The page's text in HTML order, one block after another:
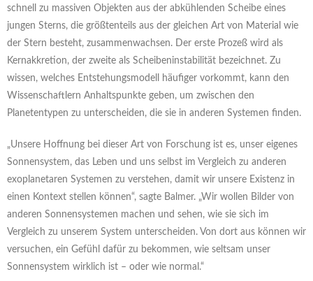
schnell zu massiven Objekten aus der abkühlenden Scheibe eines
jungen Sterns, die größtenteils aus der gleichen Art von Material wie
der Stern besteht, zusammenwachsen. Der erste Prozeß wird als
Kernakkretion, der zweite als Scheibeninstabilität bezeichnet. Zu
wissen, welches Entstehungsmodell häufiger vorkommt, kann den
Wissenschaftlern Anhaltspunkte geben, um zwischen den
Planetentypen zu unterscheiden, die sie in anderen Systemen finden.
„Unsere Hoffnung bei dieser Art von Forschung ist es, unser eigenes
Sonnensystem, das Leben und uns selbst im Vergleich zu anderen
exoplanetaren Systemen zu verstehen, damit wir unsere Existenz in
einen Kontext stellen können“, sagte Balmer. „Wir wollen Bilder von
anderen Sonnensystemen machen und sehen, wie sie sich im
Vergleich zu unserem System unterscheiden. Von dort aus können wir
versuchen, ein Gefühl dafür zu bekommen, wie seltsam unser
Sonnensystem wirklich ist – oder wie normal.“